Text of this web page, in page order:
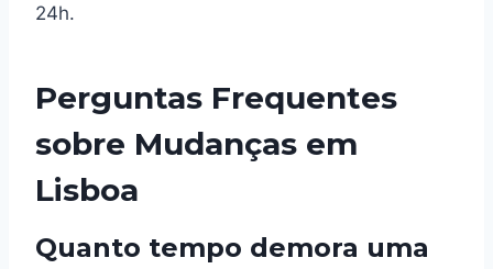
24h.
Perguntas Frequentes
sobre Mudanças em
Lisboa
Quanto tempo demora uma